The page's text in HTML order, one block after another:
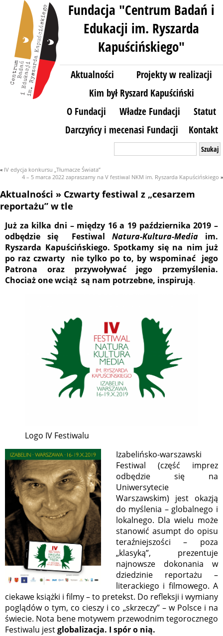
Fundacja "Centrum Badań i
Edukacji im. Ryszarda
Kapuścińskiego"
Aktualności
Projekty w realizacji
Kim był Ryszard Kapuściński
O Fundacji
Władze Fundacji
Statut
Darczyńcy i mecenasi Fundacji
Kontakt
« IV edycja konkursu „Tłumacze Świata”
4 – 5 marca 2022 zapraszamy na V festiwal NKM im. Ryszarda Kapuścińskiego »
Aktualności » Czwarty festiwal z „cesarzem
reportażu” w tle
Już za kilka dni – między 16 a 19 października 2019 –
odbędzie się FestiwalNatura-Kultura-Media im.
Ryszarda Kapuścińskiego. Spotkamy się na nim już
po raz czwarty nie tylko po to, by wspominać jego
Patrona oraz przywoływać jego przemyślenia.
Chociaż one wciąż są nam potrzebne, inspirują.
Logo IV Festiwalu
Izabelińsko-warszawski
Festiwal (część imprez
odbędzie się na
Uniwersytecie
Warszawskim) jest okazją
do myślenia – globalnego i
lokalnego. Dla wielu może
stanowić asumpt do opisu
teraźniejszości – poza
„klasyką”, prezentuje
najnowsze dokonania w
dziedzinie reportażu –
literackiego i filmowego. A
ciekawe książki i filmy – to pretekst. Do refleksji i wymiany
poglądów o tym, co cieszy i co „skrzeczy” – w Polsce i na
świecie. Nota bene motywem przewodnim tegorocznego
Festiwalu jestglobalizacja. I spór o nią.